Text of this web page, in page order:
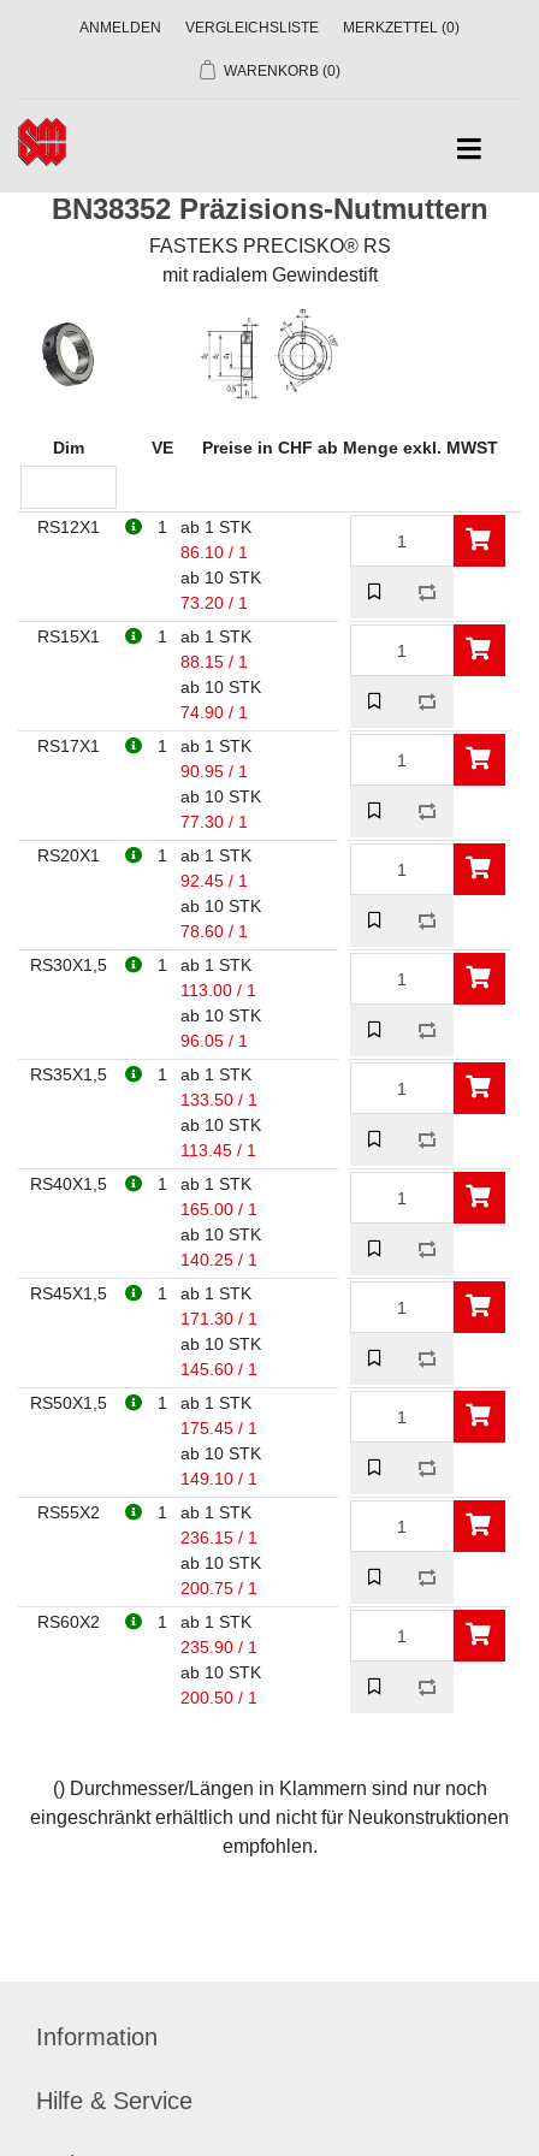
ANMELDEN VERGLEICHSLISTE MERKZETTEL (0)
WARENKORB (0)
BN38352 Präzisions-Nutmuttern
FASTEKS PRECISKO® RS
mit radialem Gewindestift
Dim VE Preise in CHF ab Menge exkl. MWST
RS12X1 1
ab 1 STK
86.10 / 1
ab 10 STK
73.20 / 1
RS15X1
1
ab 1 STK
88.15 / 1
ab 10 STK
74.90 / 1
RS17X1
1
ab 1 STK
90.95 / 1
ab 10 STK
77.30 / 1
RS20X1
1
ab 1 STK
92.45 / 1
ab 10 STK
78.60 / 1
RS30X1,5
1
ab 1 STK
113.00 / 1
ab 10 STK
96.05 / 1
RS35X1,5
1
ab 1 STK
133.50 / 1
ab 10 STK
113.45 / 1
RS40X1,5
1
ab 1 STK
165.00 / 1
ab 10 STK
140.25 / 1
RS45X1,5
1
ab 1 STK
171.30 / 1
ab 10 STK
145.60 / 1
RS50X1,5
1
ab 1 STK
175.45 / 1
ab 10 STK
149.10 / 1
RS55X2
1
ab 1 STK
236.15 / 1
ab 10 STK
200.75 / 1
RS60X2
1
ab 1 STK
235.90 / 1
ab 10 STK
200.50 / 1
() Durchmesser/Längen in Klammern sind nur noch
eingeschränkt erhältlich und nicht für Neukonstruktionen
empfohlen.
Information
Hilfe & Service